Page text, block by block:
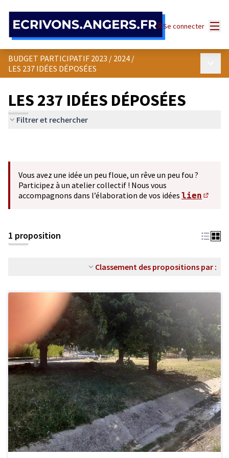
Se connecter
BUDGET PARTICIPATIF 2023 / 2024 /
LES 237 IDÉES DÉPOSÉES
LES 237 IDÉES DÉPOSÉES
Filtrer et rechercher
Vous avez une idée un peu floue, un rêve un peu fou ?
Participez à un atelier collectif ! Nous vous
accompagnons dans l’élaboration de vos idées lien
1 proposition
Classement des propositions par :